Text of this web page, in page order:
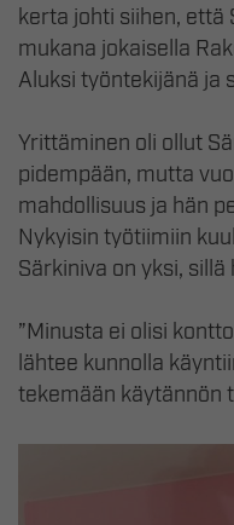
kerta johti siihen, että
mukana jokaisella
Aluksi työntekijänä ja
Yrittäminen oli ollut
pidempään, mutta
mahdollisuus ja hän
Nykyisin työtiimiin
Särkiniva on yksi,
”Minusta ei olisi
lähtee kunnolla
tekemään käytännön